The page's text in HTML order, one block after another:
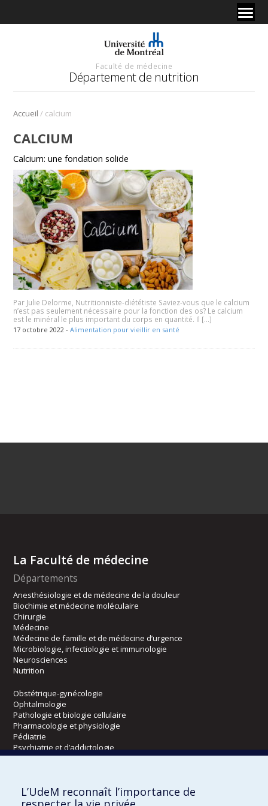
Faculté de médecine
Département de nutrition
Accueil / calcium
CALCIUM
Calcium: une fondation solide
Par Julie Delorme, Nutritionniste-diététiste Saviez-vous que le calcium
n’est pas seulement nécessaire pour la fonction des os? Le calcium
est le minéral le plus important du corps en quantité. Il […]
17 octobre 2022 -Alimentation pour vieillir en santé
La Faculté de médecine
Départements
Anesthésiologie et de médecine de la douleur
Biochimie et médecine moléculaire
Chirurgie
Médecine
Médecine de famille et de médecine d’urgence
Microbiologie, infectiologie et immunologie
Neurosciences
Nutrition
Obstétrique-gynécologie
Ophtalmologie
Pathologie et biologie cellulaire
Pharmacologie et physiologie
Pédiatrie
Psychiatrie et d’addictologie
Radiologie, radio-oncologie et médecine nucléaire
Écoles
L’UdeM reconnaît l’importance de